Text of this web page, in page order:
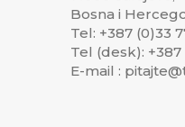
Bosna i
Tel: +387 (0)33
Tel (desk): +387
E-mail :